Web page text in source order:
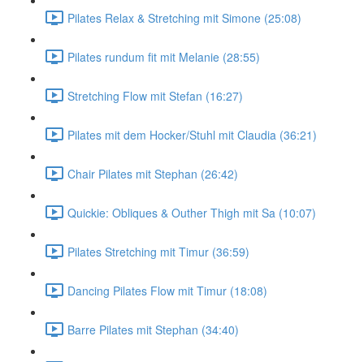
Pilates Relax & Stretching mit Simone (25:08)
Pilates rundum fit mit Melanie (28:55)
Stretching Flow mit Stefan (16:27)
Pilates mit dem Hocker/Stuhl mit Claudia (36:21)
Chair Pilates mit Stephan (26:42)
Quickie: Obliques & Outher Thigh mit Sa (10:07)
Pilates Stretching mit Timur (36:59)
Dancing Pilates Flow mit Timur (18:08)
Barre Pilates mit Stephan (34:40)